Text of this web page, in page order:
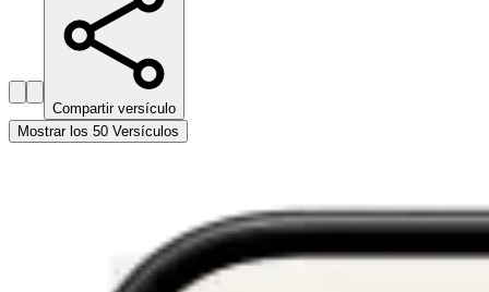
Compartir versículo
Mostrar los 50 Versículos